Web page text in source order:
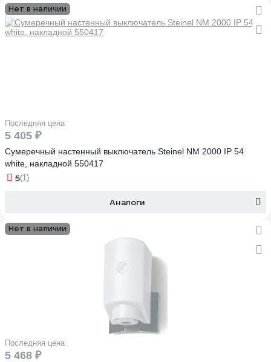
Нет в наличии
Последняя цена
5 405 ₽
Сумеречный настенный выключатель Steinel NM 2000 IP 54
white, накладной 550417
5(1)
Аналоги
Нет в наличии
Последняя цена
5 468 ₽